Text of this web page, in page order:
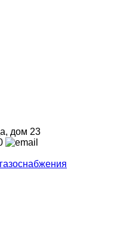
дом 23